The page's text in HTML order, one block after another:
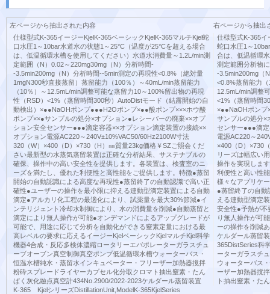
左ページから抽出された内容
仕様型式K-365イージーKjelK-365ベーシックKjelK-365マルチKjel蛇
口水圧1～10bar水道水の状態1～25°C（温度が25°Cを超える場合
は、低温循環水槽を使用してください）水道水消費量～1.2L/min測
定範囲（N）0.02～220mg30mg（N）分析時間-
-3.5min200mg（N）分析時間--5min測定の再現性<0.8%（絶対量
1mgN300秒直接蒸留）蒸留能力（100％）～40mL/min蒸留能力
（10％）～12.5mL/min調整可能な蒸留力10～100%留出物の再現
性（RSD）<1%（蒸留時間300秒）AutoDistモード（結露開始の自
動検出）×●●NaOHポンプ●●●H2Oポンプ×●●酸ポンプ×××ホウ酸
ポンプ××●サンプルの処分×オプション●レシーバーの廃棄××オプ
ション安全センサー●●●滴定容器××オプション滴定装置の接続××
オプション電源AC220～240V±10%VAC50/60Hz2100W寸法
320（W）×400（D）×730（H）㎜質量23kg価格￥SZご照会くだ
さい最新型の水蒸気蒸留装置は正確な分析結果、サステナブルの
確保、操作中の高い安全性を提供します。各装置は、検査室のニ
ーズを満たし、優れた利便性と高性能をご提供します。特徴●蒸留
開始の自動認識による高度な再現性●蒸留終了の自動認識で高い正
確性●ユーザーの操作を最小限に抑える連動型滴定装置による自動
滴定●アルカリ化工程の最適化により、試薬量を最大30%節減●イ
ンテリジェント冷却水制御により、水の消費量を削減●自動蒸留と
滴定により無人操作が可能●オンデマンドによるアップグレードが
可能で、用途に応じて分析を自動化ができる窒素定量における最
高レベルの要求に応えるイージーKjelベーシックKjelマルチKjel科学
機器4合成・反応多検体濃縮ロータリーエバポレーターガラスチュ
ーブオーブン真空制御真空ポンプ低温循環水槽ウォーターバス・
恒温水槽純水・蒸留水インキュベーター・フリーザー加熱器撹拌
粉砕スプレードライヤーカプセル化分取クロマト抽出窒素・たん
ぱく灰化融点真空計434No.2900/2022-2023ケルダール蒸留装置
K-365 KjelシリーズDistillationUnit,ModelK-365KjelSeries
右ページから抽出
仕様型式K-365イ
蛇口水圧1～
合は、低温循環
測定範囲分析物
-3.5min200mg（
<0.8%蒸留能力
12.5mL/min調整
<1%（蒸留時間
×●●NaOHポンプ
サンプルの処分×
センサー●●●滴
電源AC220～
×400（D）×730
リーズは幅広い
操作を実現しま
利便性と高い性
様々なアプリケ
●蒸留終了の自動
える連動型滴定
安全性●予熱が不
り無人操作が可
ーの操作を削減
ケルダール蒸留
365DistSeries科
ーターガラスチ
ウォーターバス
ーザー加熱器撹
ト抽出窒素・た